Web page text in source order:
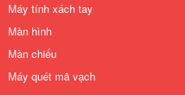
Máy tính xách tay
Màn hình
Màn chiếu
Máy quét mã vạch